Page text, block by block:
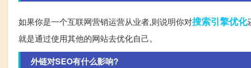
如果你是一个互联网营销运营从业者,则说明你对搜索引擎优化
就是通过使用其他的网站去优化自己。
外链对SEO有什么影响?